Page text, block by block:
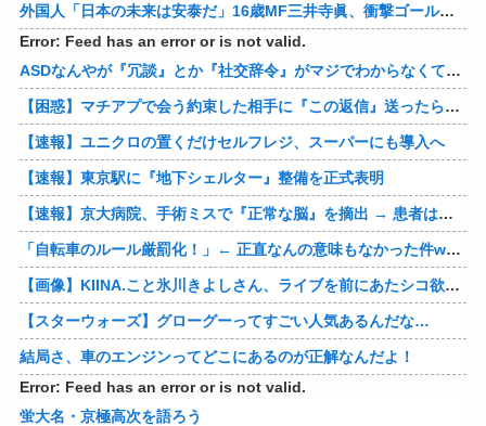
外国人「日本の未来は安泰だ」16歳MF三井寺眞、衝撃ゴール！久保建英超え歴代2位の記録！3得点に絡む活躍で海外絶賛！【海外の反応】
Error: Feed has an error or is not valid.
ASDなんやが『冗談』とか『社交辞令』がマジでわからなくて怖い
【困惑】マチアプで会う約束した相手に『この返信』送ったらブロックされたんやが…
【速報】ユニクロの置くだけセルフレジ、スーパーにも導入へ
【速報】東京駅に『地下シェルター』整備を正式表明
【速報】京大病院、手術ミスで『正常な脳』を摘出 → 患者は自発呼吸不可能な植物状態に
「自転車のルール厳罰化！」← 正直なんの意味もなかった件www
【画像】KIINA.こと氷川きよしさん、ライブを前にあたシコ欲全開www
【スターウォーズ】グローグーってすごい人気あるんだな…
結局さ、車のエンジンってどこにあるのが正解なんだよ！
Error: Feed has an error or is not valid.
蛍大名・京極高次を語ろう